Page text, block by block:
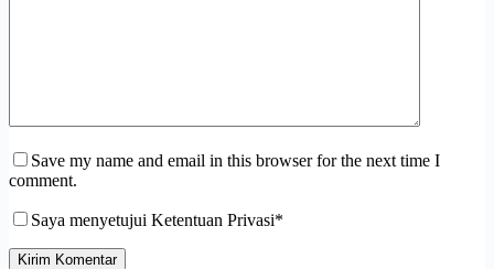
Save my name and email in this browser for the next time I
comment.
Saya menyetujui Ketentuan Privasi*
Kirim Komentar